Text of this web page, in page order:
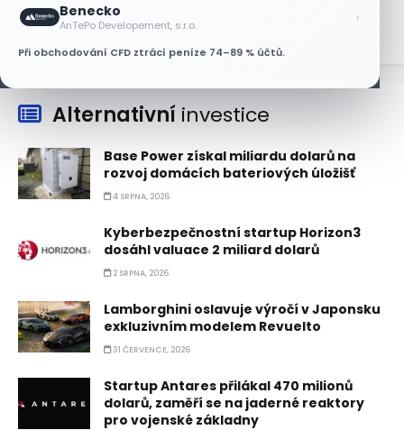
Benecko
AnTePo Developement, s.r.o. ›
Při obchodování CFD ztrácí peníze 74–89 % účtů.
Alternativní investice
Base Power získal miliardu dolarů na
rozvoj domácích bateriových úložišť
4 SRPNA, 2026
Kyberbezpečnostní startup Horizon3
dosáhl valuace 2 miliard dolarů
2 SRPNA, 2026
Lamborghini oslavuje výročí v Japonsku
exkluzivním modelem Revuelto
31 ČERVENCE, 2026
Startup Antares přilákal 470 milionů
dolarů, zaměří se na jaderné reaktory
pro vojenské základny